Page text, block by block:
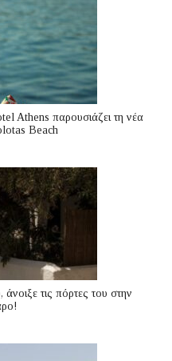
Athens παρουσιάζει τη νέα
Beach
τις πόρτες του στην